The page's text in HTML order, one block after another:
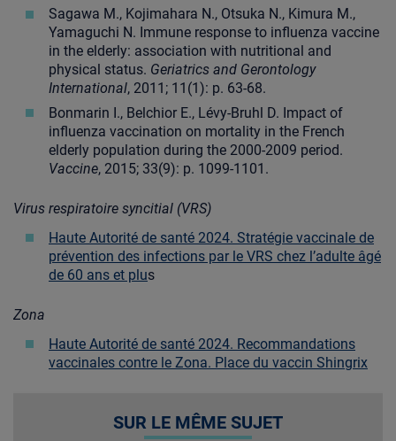
Sagawa M., Kojimahara N., Otsuka N., Kimura M.,
Yamaguchi N. Immune response to influenza vaccine
in the elderly: association with nutritional and
physical status. Geriatrics and Gerontology
International, 2011; 11(1): p. 63-68.
Bonmarin I., Belchior E., Lévy-Bruhl D. Impact of
influenza vaccination on mortality in the French
elderly population during the 2000-2009 period.
Vaccine, 2015; 33(9): p. 1099-1101.
Virus respiratoire syncitial (VRS)
Haute Autorité de santé 2024. Stratégie vaccinale de
prévention des infections par le VRS chez l’adulte âgé
de 60 ans et plus
Zona
Haute Autorité de santé 2024. Recommandations
vaccinales contre le Zona. Place du vaccin Shingrix
SUR LE MÊME SUJET